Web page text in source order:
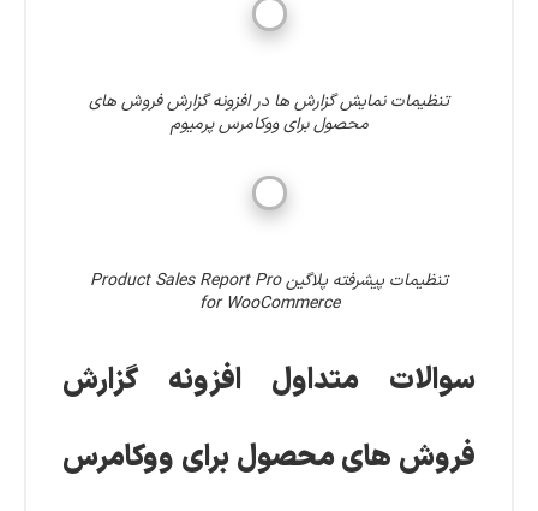
تنظیمات نمایش گزارش ها در افزونه گزارش فروش های
محصول برای ووکامرس پرمیوم
تنظیمات پیشرفته پلاگین Product Sales Report Pro
for WooCommerce
سوالات متداول افزونه گزارش
فروش های محصول برای ووکامرس